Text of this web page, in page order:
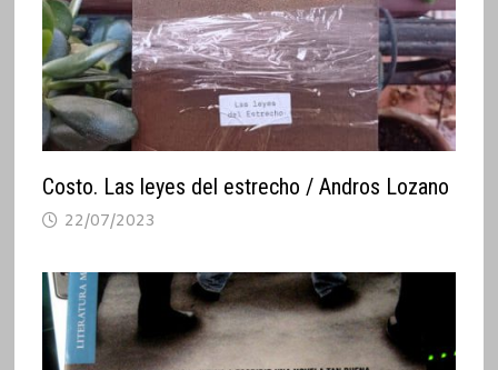
Costo. Las leyes del estrecho / Andros Lozano
22/07/2023